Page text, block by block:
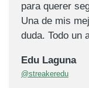
para querer
Una de mis
duda. Todo un
Edu Laguna
@streakeredu